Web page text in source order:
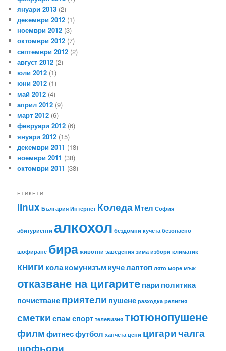
януари 2013 (2)
декември 2012 (1)
ноември 2012 (3)
октомври 2012 (7)
септември 2012 (2)
август 2012 (2)
юли 2012 (1)
юни 2012 (1)
май 2012 (4)
април 2012 (9)
март 2012 (6)
февруари 2012 (6)
януари 2012 (15)
декември 2011 (18)
ноември 2011 (38)
октомври 2011 (38)
ЕТИКЕТИ
linux България Интернет КоледаМтел София
абитуриенти алкохол бездомни кучета безопасно
шофиране бира животни заведения зима избори климатик
книги колакомунизъм кучелаптоп лято море мъж
отказване на цигаритепариполитика
почистванеприятели пушене разходка религия
сметкиспамспорт телевизия тютюнопушене
филмфитнесфутбол хапчета цени цигаричалга